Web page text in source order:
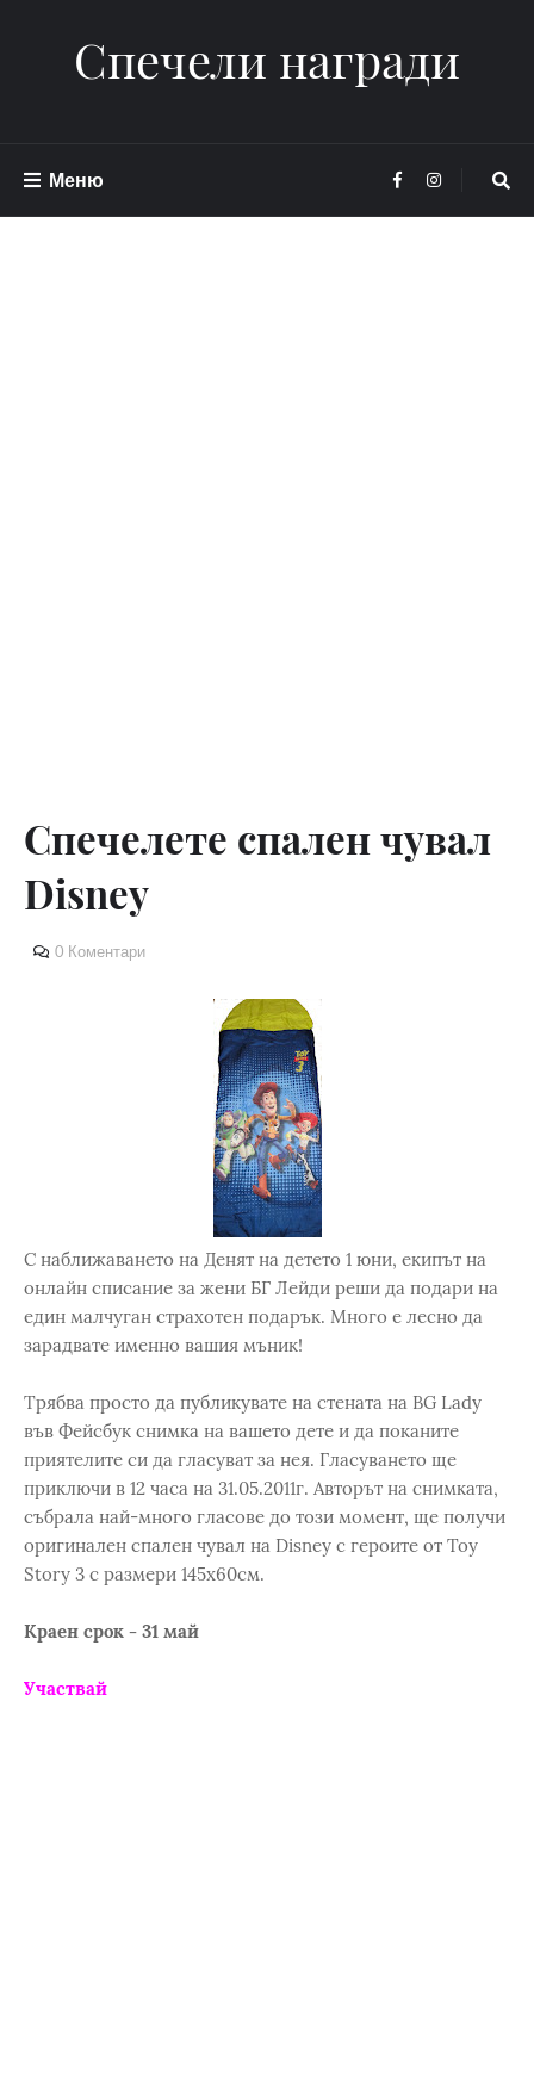
Спечели награди
Меню
Спечелете спален чувал
Disney
0 Коментари
С наближаването на Денят на детето 1 юни, екипът на
онлайн списание за жени БГ Лейди реши да подари на
един малчуган страхотен подарък. Много е лесно да
зарадвате именно вашия мъник!
Трябва просто да публикувате на стената на BG Lady
във Фейсбук снимка на вашето дете и да поканите
приятелите си да гласуват за нея. Гласуването ще
приключи в 12 часа на 31.05.2011г. Авторът на снимката,
събрала най-много гласове до този момент, ще получи
оригинален спален чувал на Disney с героите от Toy
Story 3 с размери 145х60см.
Краен срок - 31 май
Участвай